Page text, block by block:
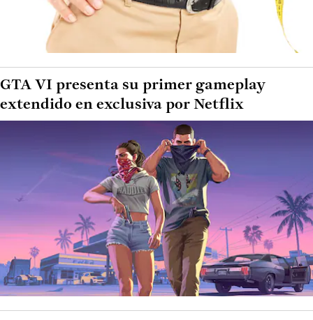
GTA VI presenta su primer gameplay
extendido en exclusiva por Netflix